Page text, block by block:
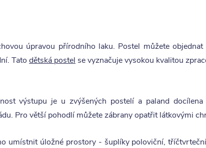
úpravou přírodního laku. Postel můžete
Tato dětská postel se vyznačuje vysokou kvalitou
výstupu je u zvýšených postelí a paland docílena
Pro větší pohodlí můžete zábrany opatřit látkovými
umístnit úložné prostory - šuplíky poloviční,